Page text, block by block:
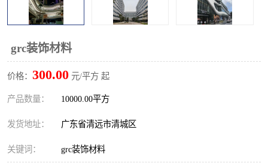
grc装饰材料
价格： 300.00 元/平方 起
产品数量： 10000.00平方
发货地址： 广东省清远市清城区
关键词： grc装饰材料